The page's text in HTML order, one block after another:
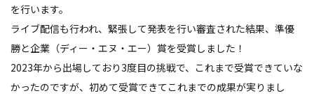
を行います。
ライブ配信も行われ、緊張して発表を行い審査された結果、準優
勝と企業（ディー・エヌ・エー）賞を受賞しました！
2023年から出場しており3度目の挑戦で、これまで受賞できていな
かったのですが、初めて受賞できてこれまでの成果が実りまし